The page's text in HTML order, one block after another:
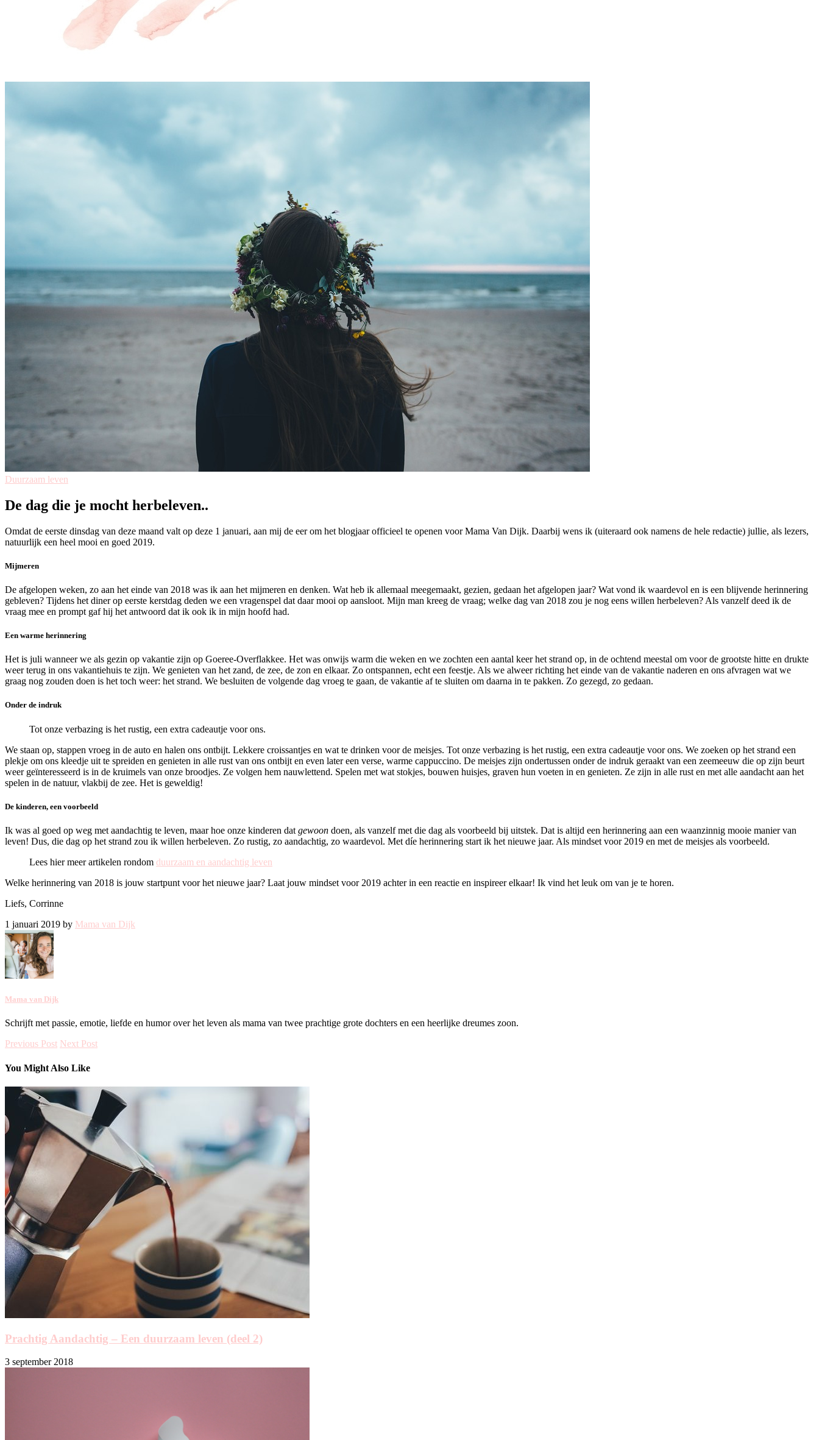
Duurzaam leven
De dag die je mocht herbeleven..
Omdat de eerste dinsdag van deze maand valt op deze 1 januari, aan mij de eer om het blogjaar officieel te openen voor Mama Van Dijk. Daarbij wens ik (uiteraard ook namens de hele redactie) jullie, als lezers,
natuurlijk een heel mooi en goed 2019.
Mijmeren
De afgelopen weken, zo aan het einde van 2018 was ik aan het mijmeren en denken. Wat heb ik allemaal meegemaakt, gezien, gedaan het afgelopen jaar? Wat vond ik waardevol en is een blijvende herinnering
gebleven? Tijdens het diner op eerste kerstdag deden we een vragenspel dat daar mooi op aansloot. Mijn man kreeg de vraag; welke dag van 2018 zou je nog eens willen herbeleven? Als vanzelf deed ik de
vraag mee en prompt gaf hij het antwoord dat ik ook ik in mijn hoofd had.
Een warme herinnering
Het is juli wanneer we als gezin op vakantie zijn op Goeree-Overflakkee. Het was onwijs warm die weken en we zochten een aantal keer het strand op, in de ochtend meestal om voor de grootste hitte en drukte
weer terug in ons vakantiehuis te zijn. We genieten van het zand, de zee, de zon en elkaar. Zo ontspannen, echt een feestje. Als we alweer richting het einde van de vakantie naderen en ons afvragen wat we
graag nog zouden doen is het toch weer: het strand. We besluiten de volgende dag vroeg te gaan, de vakantie af te sluiten om daarna in te pakken. Zo gezegd, zo gedaan.
Onder de indruk
Tot onze verbazing is het rustig, een extra cadeautje voor ons.
We staan op, stappen vroeg in de auto en halen ons ontbijt. Lekkere croissantjes en wat te drinken voor de meisjes. Tot onze verbazing is het rustig, een extra cadeautje voor ons. We zoeken op het strand een
plekje om ons kleedje uit te spreiden en genieten in alle rust van ons ontbijt en even later een verse, warme cappuccino. De meisjes zijn ondertussen onder de indruk geraakt van een zeemeeuw die op zijn beurt
weer geïnteresseerd is in de kruimels van onze broodjes. Ze volgen hem nauwlettend. Spelen met wat stokjes, bouwen huisjes, graven hun voeten in en genieten. Ze zijn in alle rust en met alle aandacht aan het
spelen in de natuur, vlakbij de zee. Het is geweldig!
De kinderen, een voorbeeld
Ik was al goed op weg met aandachtig te leven, maar hoe onze kinderen dat gewoon doen, als vanzelf met die dag als voorbeeld bij uitstek. Dat is altijd een herinnering aan een waanzinnig mooie manier van
leven! Dus, die dag op het strand zou ik willen herbeleven. Zo rustig, zo aandachtig, zo waardevol. Met díe herinnering start ik het nieuwe jaar. Als mindset voor 2019 en met de meisjes als voorbeeld.
Lees hier meer artikelen rondom duurzaam en aandachtig leven
Welke herinnering van 2018 is jouw startpunt voor het nieuwe jaar? Laat jouw mindset voor 2019 achter in een reactie en inspireer elkaar! Ik vind het leuk om van je te horen.
Liefs, Corrinne
1 januari 2019 by Mama van Dijk
Mama van Dijk
Schrijft met passie, emotie, liefde en humor over het leven als mama van twee prachtige grote dochters en een heerlijke dreumes zoon.
Previous Post Next Post
You Might Also Like
Prachtig Aandachtig – Een duurzaam leven (deel 2)
3 september 2018